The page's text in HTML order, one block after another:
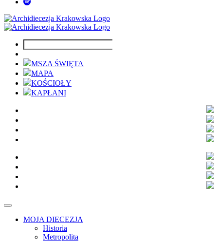
MSZA ŚWIĘTA
MAPA
KOŚCIOŁY
KAPŁANI
MOJA DIECEZJA
Historia
Metropolita